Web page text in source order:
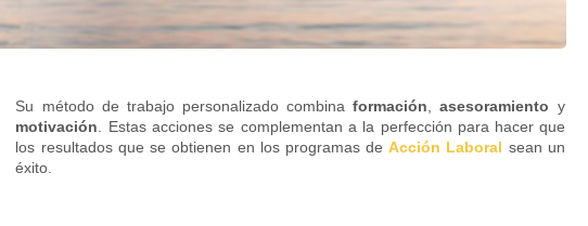
Su método de trabajo personalizado combinaformación ,asesoramiento y
motivación . Estas acciones se complementan a la perfección para hacer que
los resultados que se obtienen en los programas de Acción Laboral sean un
éxito.